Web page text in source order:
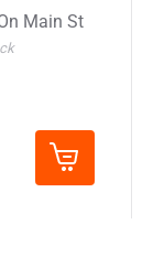
Main St